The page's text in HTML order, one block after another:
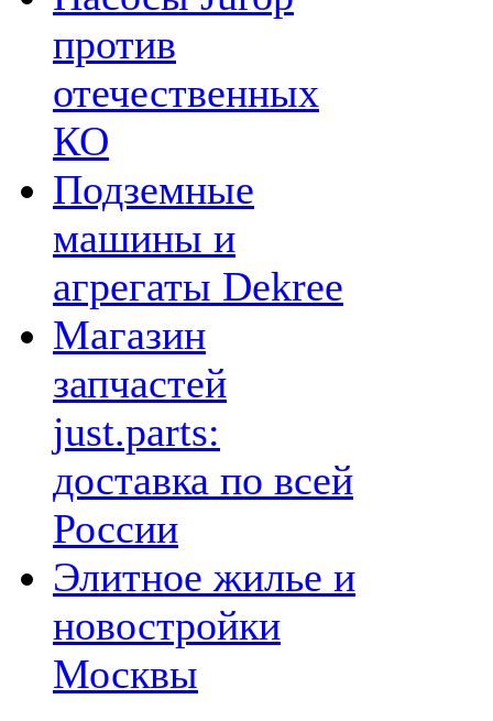
против
отечественных
КО
Подземные
машины и
агрегаты Dekree
Магазин
запчастей
just.parts:
доставка по всей
России
Элитное жилье и
новостройки
Москвы